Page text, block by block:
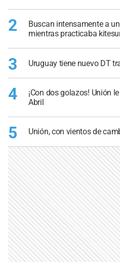
2
Buscan intensamente a
mientras practicaba
3 Uruguay tiene nuevo DT
4
¡Con dos golazos! Unión
Abril
5 Unión, con vientos de